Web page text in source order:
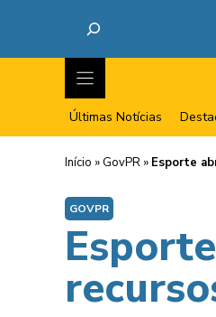
Últimas Notícias
Início » GovPR » Esporte
GOVPR